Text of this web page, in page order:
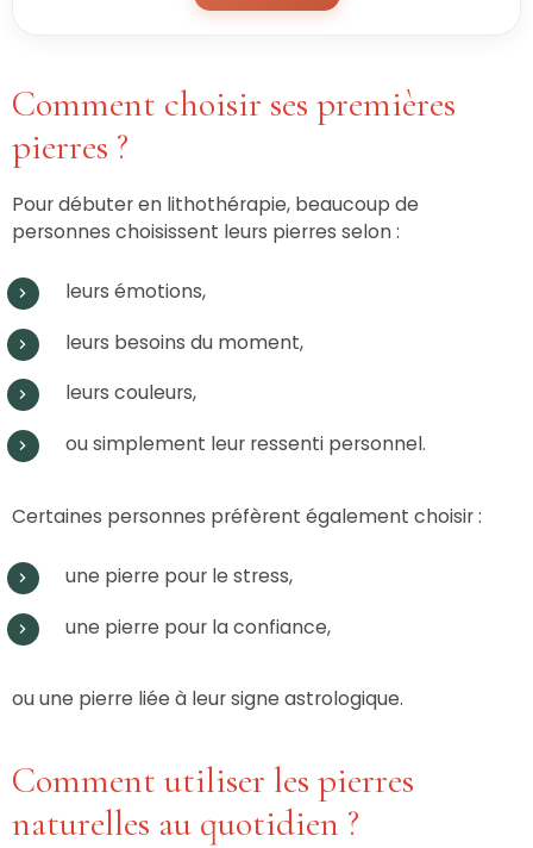
Comment choisir ses premières
pierres ?
Pour débuter en lithothérapie, beaucoup de
personnes choisissent leurs pierres selon :
leurs émotions,
leurs besoins du moment,
leurs couleurs,
ou simplement leur ressenti personnel.
Certaines personnes préfèrent également choisir :
une pierre pour le stress,
une pierre pour la confiance,
ou une pierre liée à leur signe astrologique.
Comment utiliser les pierres
naturelles au quotidien ?